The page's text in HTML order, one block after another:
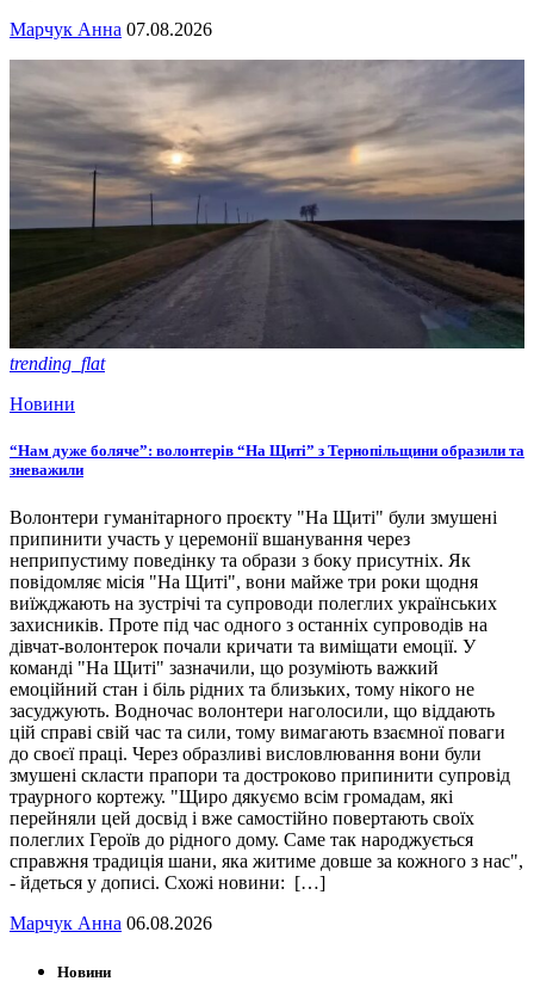
Марчук Анна 07.08.2026
trending_flat
Новини
“Нам дуже боляче”: волонтерів “На Щиті” з Тернопільщини образили та
зневажили
Волонтери гуманітарного проєкту "На Щиті" були змушені
припинити участь у церемонії вшанування через
неприпустиму поведінку та образи з боку присутніх. Як
повідомляє місія "На Щиті", вони майже три роки щодня
виїжджають на зустрічі та супроводи полеглих українських
захисників. Проте під час одного з останніх супроводів на
дівчат-волонтерок почали кричати та виміщати емоції. У
команді "На Щиті" зазначили, що розуміють важкий
емоційний стан і біль рідних та близьких, тому нікого не
засуджують. Водночас волонтери наголосили, що віддають
цій справі свій час та сили, тому вимагають взаємної поваги
до своєї праці. Через образливі висловлювання вони були
змушені скласти прапори та достроково припинити супровід
траурного кортежу. "Щиро дякуємо всім громадам, які
перейняли цей досвід і вже самостійно повертають своїх
полеглих Героїв до рідного дому. Саме так народжується
справжня традиція шани, яка житиме довше за кожного з нас",
- йдеться у дописі. Схожі новини: […]
Марчук Анна 06.08.2026
Новини